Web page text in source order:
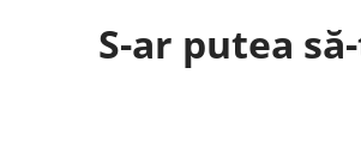
S-ar putea